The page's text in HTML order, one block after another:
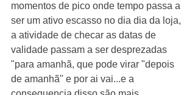
momentos de pico onde tempo passa a
ser um ativo escasso no dia dia da loja,
a atividade de checar as datas de
validade passam a ser desprezadas
"para amanhã, que pode virar "depois
de amanhã" e por ai vai...e a